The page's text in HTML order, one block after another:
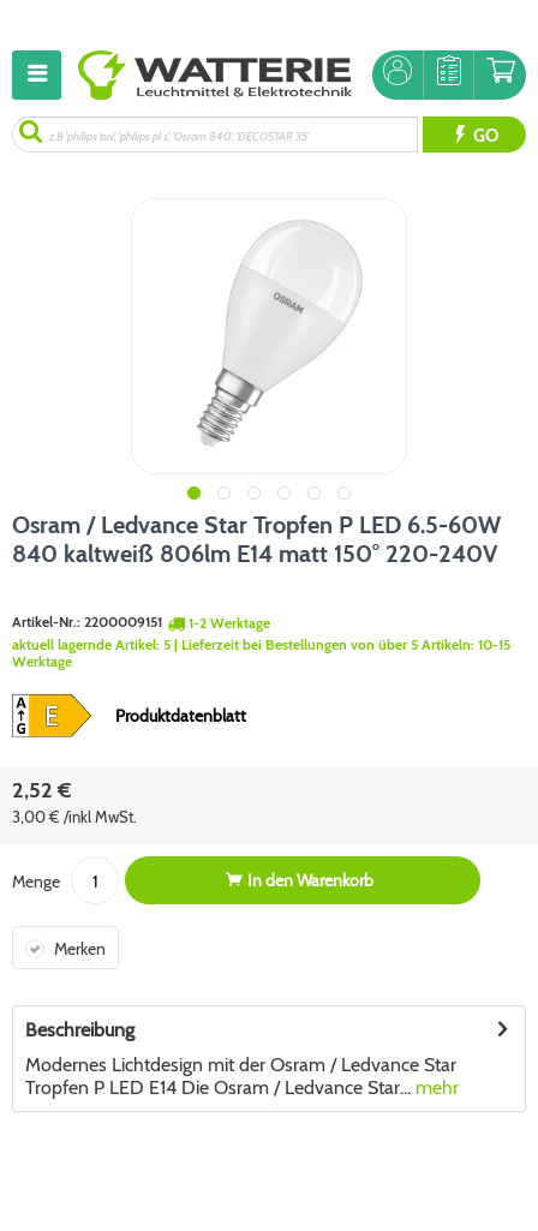
GO
Osram / Ledvance Star Tropfen P LED 6.5-60W
840 kaltweiß 806lm E14 matt 150° 220-240V
Artikel-Nr.: 2200009151
1-2 Werktage
aktuell lagernde Artikel: 5 | Lieferzeit bei Bestellungen von über 5 Artikeln: 10-15
Werktage
Produktdatenblatt
2,52 €
3,00 € /inkl MwSt.
Menge In denWarenkorb
Merken
Beschreibung
Modernes Lichtdesign mit der Osram / Ledvance Star
Tropfen P LED E14 Die Osram / Ledvance Star... mehr